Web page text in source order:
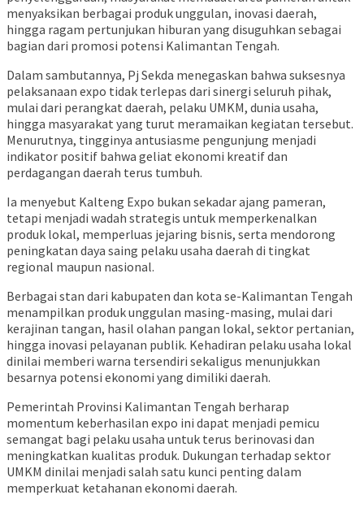
menyaksikan berbagai produk unggulan, inovasi daerah,
hingga ragam pertunjukan hiburan yang disuguhkan sebagai
bagian dari promosi potensi Kalimantan Tengah.
Dalam sambutannya, Pj Sekda menegaskan bahwa suksesnya
pelaksanaan expo tidak terlepas dari sinergi seluruh pihak,
mulai dari perangkat daerah, pelaku UMKM, dunia usaha,
hingga masyarakat yang turut meramaikan kegiatan tersebut.
Menurutnya, tingginya antusiasme pengunjung menjadi
indikator positif bahwa geliat ekonomi kreatif dan
perdagangan daerah terus tumbuh.
Ia menyebut Kalteng Expo bukan sekadar ajang pameran,
tetapi menjadi wadah strategis untuk memperkenalkan
produk lokal, memperluas jejaring bisnis, serta mendorong
peningkatan daya saing pelaku usaha daerah di tingkat
regional maupun nasional.
Berbagai stan dari kabupaten dan kota se-Kalimantan Tengah
menampilkan produk unggulan masing-masing, mulai dari
kerajinan tangan, hasil olahan pangan lokal, sektor pertanian,
hingga inovasi pelayanan publik. Kehadiran pelaku usaha lokal
dinilai memberi warna tersendiri sekaligus menunjukkan
besarnya potensi ekonomi yang dimiliki daerah.
Pemerintah Provinsi Kalimantan Tengah berharap
momentum keberhasilan expo ini dapat menjadi pemicu
semangat bagi pelaku usaha untuk terus berinovasi dan
meningkatkan kualitas produk. Dukungan terhadap sektor
UMKM dinilai menjadi salah satu kunci penting dalam
memperkuat ketahanan ekonomi daerah.